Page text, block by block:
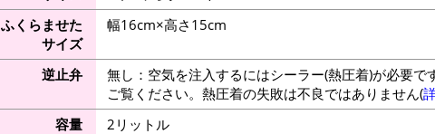
ふくらませた
サイズ
幅16cm×高さ15cm
逆止弁 無し：空気を注入するにはシーラー(熱圧着)が必要で
ご覧ください。熱圧着の失敗は不良ではありません(
容量
2リットル